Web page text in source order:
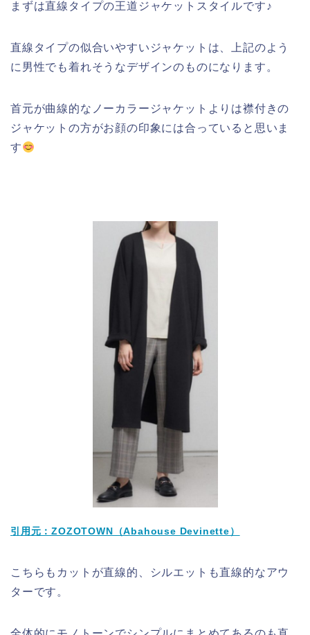
まずは直線タイプの王道ジャケットスタイルです♪
直線タイプの似合いやすいジャケットは、上記のよう
に男性でも着れそうなデザインのものになります。
首元が曲線的なノーカラージャケットよりは襟付きの
ジャケットの方がお顔の印象には合っていると思いま
す
引用元：ZOZOTOWN（Abahouse Devinette）
こちらもカットが直線的、シルエットも直線的なアウ
ターです。